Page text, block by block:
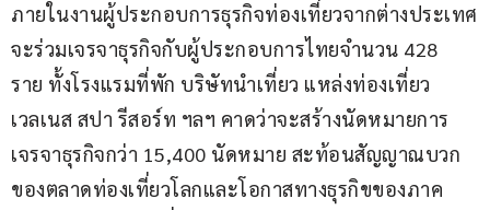
ภายในงานผู้ประกอบการธุรกิจท่องเที่ยวจากต่างประเทศ
จะร่วมเจรจาธุรกิจกับผู้ประกอบการไทยจำนวน 428
ราย ทั้งโรงแรมที่พัก บริษัทนำเที่ยว แหล่งท่องเที่ยว
เวลเนส สปา รีสอร์ท ฯลฯ คาดว่าจะสร้างนัดหมายการ
เจรจาธุรกิจกว่า 15,400 นัดหมาย สะท้อนสัญญาณบวก
ของตลาดท่องเที่ยวโลกและโอกาสทางธุรกิขของภาค